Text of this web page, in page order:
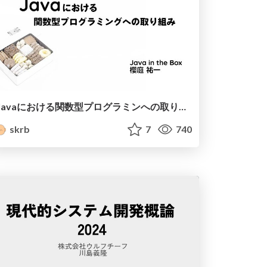
Javaにおける関数型プログラミンへの取り組み
skrb
7 740